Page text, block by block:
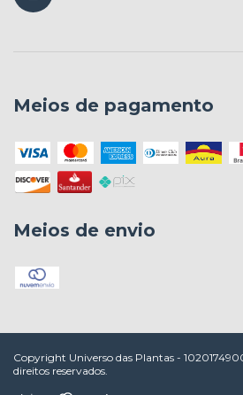
Meios de pagamento
Meios de envio
Copyright Universo das Plantas -
direitos reservados.